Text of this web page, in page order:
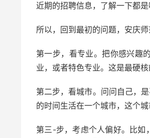
近期的招聘信息，了解一下都
所以，回到最初的问题，安庆
第一步，看专业。把你感兴趣
业，或者特色专业。这是最硬核
第二步，看城市。问问自己，
的时间生活在一个城市，这个
第三-步，考虑个人偏好。比如